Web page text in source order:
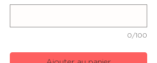
0/100